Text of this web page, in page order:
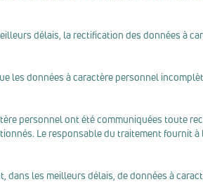
délais, la rectification des données à
les données à caractère personnel
personnel ont été communiquées toute
Le responsable du traitement fournit
les meilleurs délais, de données à